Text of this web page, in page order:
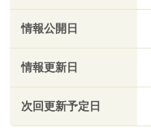
情報公開日
情報更新日
次回更新予定日